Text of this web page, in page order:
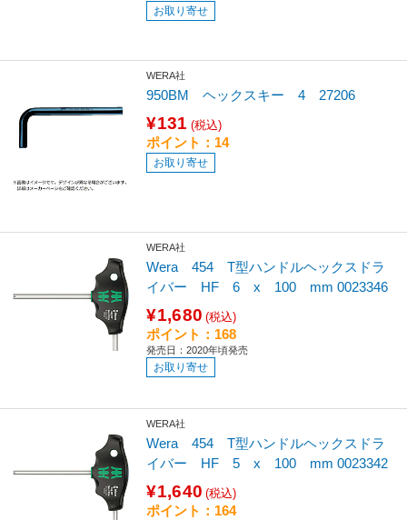
お取り寄せ
WERA社
950BM ヘックスキー 4 27206
¥131 (税込)
ポイント：14
お取り寄せ
WERA社
Wera 454 T型ハンドルヘックスドラ
イバー HF 6 x 100 mm 0023346
¥1,680 (税込)
ポイント：168
発売日：2020年頃発売
お取り寄せ
WERA社
Wera 454 T型ハンドルヘックスドラ
イバー HF 5 x 100 mm 0023342
¥1,640 (税込)
ポイント：164